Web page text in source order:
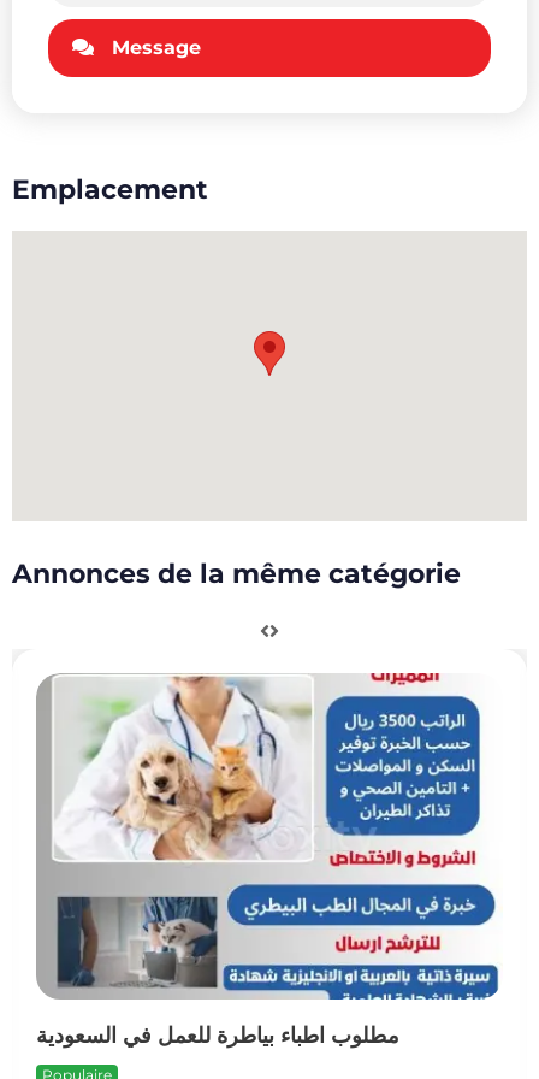
Message
Emplacement
Annonces de la même catégorie
مطلوب اطباء بياطرة للعمل